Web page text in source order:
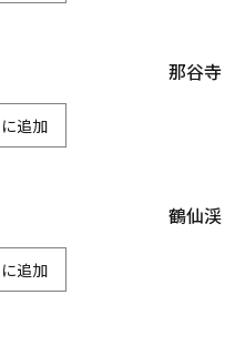
那谷寺
鶴仙